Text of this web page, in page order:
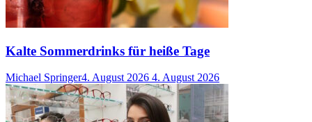
Kalte Sommerdrinks für heiße Tage
Michael Springer4. August 2026 4. August 2026